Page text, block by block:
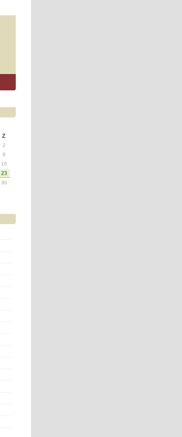
Z
2
9
16
23
30